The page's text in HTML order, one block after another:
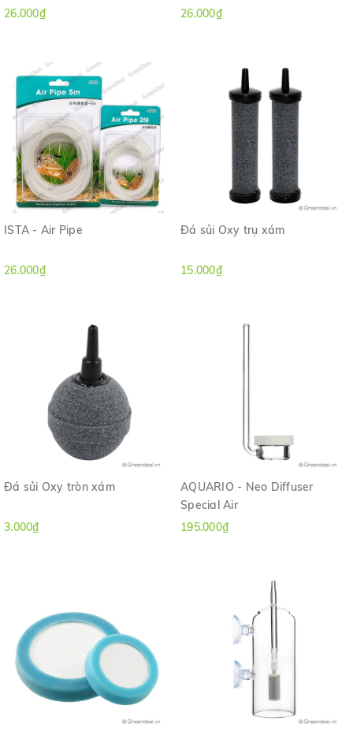
26.000₫
26.000₫
ISTA - Air Pipe
26.000₫
Đá sủi Oxy trụ xám
15.000₫
Đá sủi Oxy tròn xám
3.000₫
AQUARIO - Neo Diffuser
Special Air
195.000₫